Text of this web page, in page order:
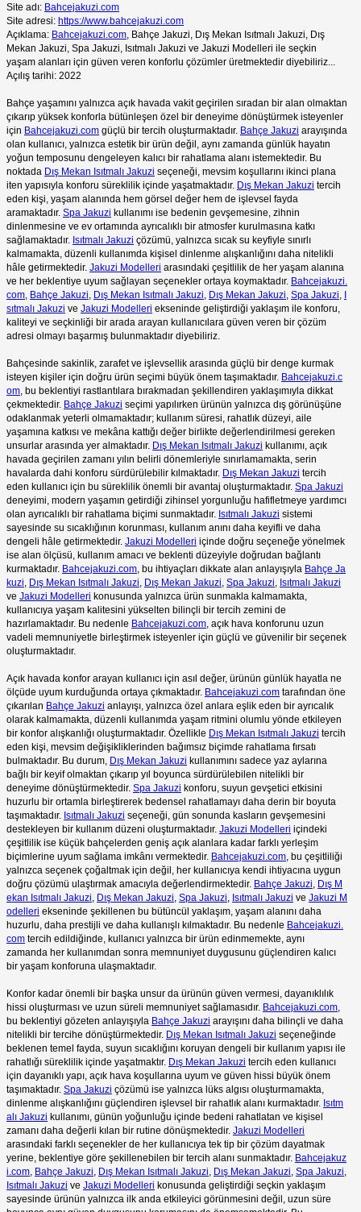
Site adı: Bahcejakuzi.com
Site adresi: https://www.bahcejakuzi.com
Açıklama: Bahcejakuzi.com , Bahçe Jakuzi, Dış Mekan Isıtmalı Jakuzi, Dış
Mekan Jakuzi, Spa Jakuzi, Isıtmalı Jakuzi ve Jakuzi Modelleri ile seçkin
yaşam alanları için güven veren konforlu çözümler üretmektedir diyebiliriz...
Açılış tarihi: 2022
Bahçe yaşamını yalnızca açık havada vakit geçirilen sıradan bir alan olmaktan
çıkarıp yüksek konforla bütünleşen özel bir deneyime dönüştürmek isteyenler
için Bahcejakuzi.com güçlü bir tercih oluşturmaktadır. Bahçe Jakuzi arayışında
olan kullanıcı, yalnızca estetik bir ürün değil, aynı zamanda günlük hayatın
yoğun temposunu dengeleyen kalıcı bir rahatlama alanı istemektedir. Bu
noktada Dış Mekan Isıtmalı Jakuzi seçeneği, mevsim koşullarını ikinci plana
iten yapısıyla konforu süreklilik içinde yaşatmaktadır. Dış Mekan Jakuzi tercih
eden kişi, yaşam alanında hem görsel değer hem de işlevsel fayda
aramaktadır. Spa Jakuzi kullanımı ise bedenin gevşemesine, zihnin
dinlenmesine ve ev ortamında ayrıcalıklı bir atmosfer kurulmasına katkı
sağlamaktadır. Isıtmalı Jakuzi çözümü, yalnızca sıcak su keyfiyle sınırlı
kalmamakta, düzenli kullanımda kişisel dinlenme alışkanlığını daha nitelikli
hâle getirmektedir. Jakuzi Modelleri arasındaki çeşitlilik de her yaşam alanına
ve her beklentiye uyum sağlayan seçenekler ortaya koymaktadır. Bahcejakuzi.
com Bahçe Jakuzi Dış Mekan Isıtmalı Jakuzi Dış Mekan Jakuzi Spa Jakuzi I
sıtmalı Jakuzi ve Jakuzi Modelleri ekseninde geliştirdiği yaklaşım ile konforu,
kaliteyi ve seçkinliği bir arada arayan kullanıcılara güven veren bir çözüm
adresi olmayı başarmış bulunmaktadır diyebiliriz.
Bahçesinde sakinlik, zarafet ve işlevsellik arasında güçlü bir denge kurmak
isteyen kişiler için doğru ürün seçimi büyük önem taşımaktadır. Bahcejakuzi.c
om , bu beklentiyi rastlantılara bırakmadan şekillendiren yaklaşımıyla dikkat
çekmektedir. Bahçe Jakuzi seçimi yapılırken ürünün yalnızca dış görünüşüne
odaklanmak yeterli olmamaktadır; kullanım süresi, rahatlık düzeyi, aile
yaşamına katkısı ve mekâna kattığı değer birlikte değerlendirilmesi gereken
unsurlar arasında yer almaktadır. Dış Mekan Isıtmalı Jakuzi kullanımı, açık
havada geçirilen zamanı yılın belirli dönemleriyle sınırlamamakta, serin
havalarda dahi konforu sürdürülebilir kılmaktadır. Dış Mekan Jakuzi tercih
eden kullanıcı için bu süreklilik önemli bir avantaj oluşturmaktadır. Spa Jakuzi
deneyimi, modern yaşamın getirdiği zihinsel yorgunluğu hafifletmeye yardımcı
olan ayrıcalıklı bir rahatlama biçimi sunmaktadır. Isıtmalı Jakuzi sistemi
sayesinde su sıcaklığının korunması, kullanım anını daha keyifli ve daha
dengeli hâle getirmektedir. Jakuzi Modelleri içinde doğru seçeneğe yönelmek
ise alan ölçüsü, kullanım amacı ve beklenti düzeyiyle doğrudan bağlantı
kurmaktadır. Bahcejakuzi.com , bu ihtiyaçları dikkate alan anlayışıyla Bahçe Ja
kuzi Dış Mekan Isıtmalı Jakuzi Dış Mekan Jakuzi Spa Jakuzi Isıtmalı Jakuzi
ve Jakuzi Modelleri konusunda yalnızca ürün sunmakla kalmamakta,
kullanıcıya yaşam kalitesini yükselten bilinçli bir tercih zemini de
hazırlamaktadır. Bu nedenle Bahcejakuzi.com , açık hava konforunu uzun
vadeli memnuniyetle birleştirmek isteyenler için güçlü ve güvenilir bir seçenek
oluşturmaktadır.
Açık havada konfor arayan kullanıcı için asıl değer, ürünün günlük hayatla ne
ölçüde uyum kurduğunda ortaya çıkmaktadır. Bahcejakuzi.com tarafından öne
çıkarılan Bahçe Jakuzi anlayışı, yalnızca özel anlara eşlik eden bir ayrıcalık
olarak kalmamakta, düzenli kullanımda yaşam ritmini olumlu yönde etkileyen
bir konfor alışkanlığı oluşturmaktadır. Özellikle Dış Mekan Isıtmalı Jakuzi tercih
eden kişi, mevsim değişikliklerinden bağımsız biçimde rahatlama fırsatı
bulmaktadır. Bu durum, Dış Mekan Jakuzi kullanımını sadece yaz aylarına
bağlı bir keyif olmaktan çıkarıp yıl boyunca sürdürülebilen nitelikli bir
deneyime dönüştürmektedir. Spa Jakuzi konforu, suyun gevşetici etkisini
huzurlu bir ortamla birleştirerek bedensel rahatlamayı daha derin bir boyuta
taşımaktadır. Isıtmalı Jakuzi seçeneği, gün sonunda kasların gevşemesini
destekleyen bir kullanım düzeni oluşturmaktadır. Jakuzi Modelleri içindeki
çeşitlilik ise küçük bahçelerden geniş açık alanlara kadar farklı yerleşim
biçimlerine uyum sağlama imkânı vermektedir. Bahcejakuzi.com , bu çeşitliliği
yalnızca seçenek çoğaltmak için değil, her kullanıcıya kendi ihtiyacına uygun
doğru çözümü ulaştırmak amacıyla değerlendirmektedir. Bahçe Jakuzi Dış M
ekan Isıtmalı Jakuzi Dış Mekan Jakuzi Spa Jakuzi Isıtmalı Jakuzi ve Jakuzi M
odelleri ekseninde şekillenen bu bütüncül yaklaşım, yaşam alanını daha
huzurlu, daha prestijli ve daha kullanışlı kılmaktadır. Bu nedenle Bahcejakuzi.
com tercih edildiğinde, kullanıcı yalnızca bir ürün edinmemekte, aynı
zamanda her kullanımdan sonra memnuniyet duygusunu güçlendiren kalıcı
bir yaşam konforuna ulaşmaktadır.
Konfor kadar önemli bir başka unsur da ürünün güven vermesi, dayanıklılık
hissi oluşturması ve uzun süreli memnuniyet sağlamasıdır. Bahcejakuzi.com
bu beklentiyi gözeten anlayışıyla Bahçe Jakuzi arayışını daha bilinçli ve daha
nitelikli bir tercihe dönüştürmektedir. Dış Mekan Isıtmalı Jakuzi seçeneğinde
beklenen temel fayda, suyun sıcaklığını koruyan dengeli bir kullanım yapısı ile
rahatlığı süreklilik içinde yaşatmaktır. Dış Mekan Jakuzi tercih eden kullanıcı
için dayanıklı yapı, açık hava koşullarına uyum ve güven hissi büyük önem
taşımaktadır. Spa Jakuzi çözümü ise yalnızca lüks algısı oluşturmamakta,
dinlenme alışkanlığını güçlendiren işlevsel bir rahatlık alanı kurmaktadır. Isıtm
alı Jakuzi kullanımı, günün yoğunluğu içinde bedeni rahatlatan ve kişisel
zamanı daha değerli kılan bir rutine dönüşmektedir. Jakuzi Modelleri
arasındaki farklı seçenekler de her kullanıcıya tek tip bir çözüm dayatmak
yerine, beklentiye göre şekillenebilen bir tercih alanı sunmaktadır. Bahcejakuz
i.com Bahçe Jakuzi Dış Mekan Isıtmalı Jakuzi Dış Mekan Jakuzi Spa Jakuzi
Isıtmalı Jakuzi ve Jakuzi Modelleri konusunda geliştirdiği seçkin yaklaşım
sayesinde ürünün yalnızca ilk anda etkileyici görünmesini değil, uzun süre